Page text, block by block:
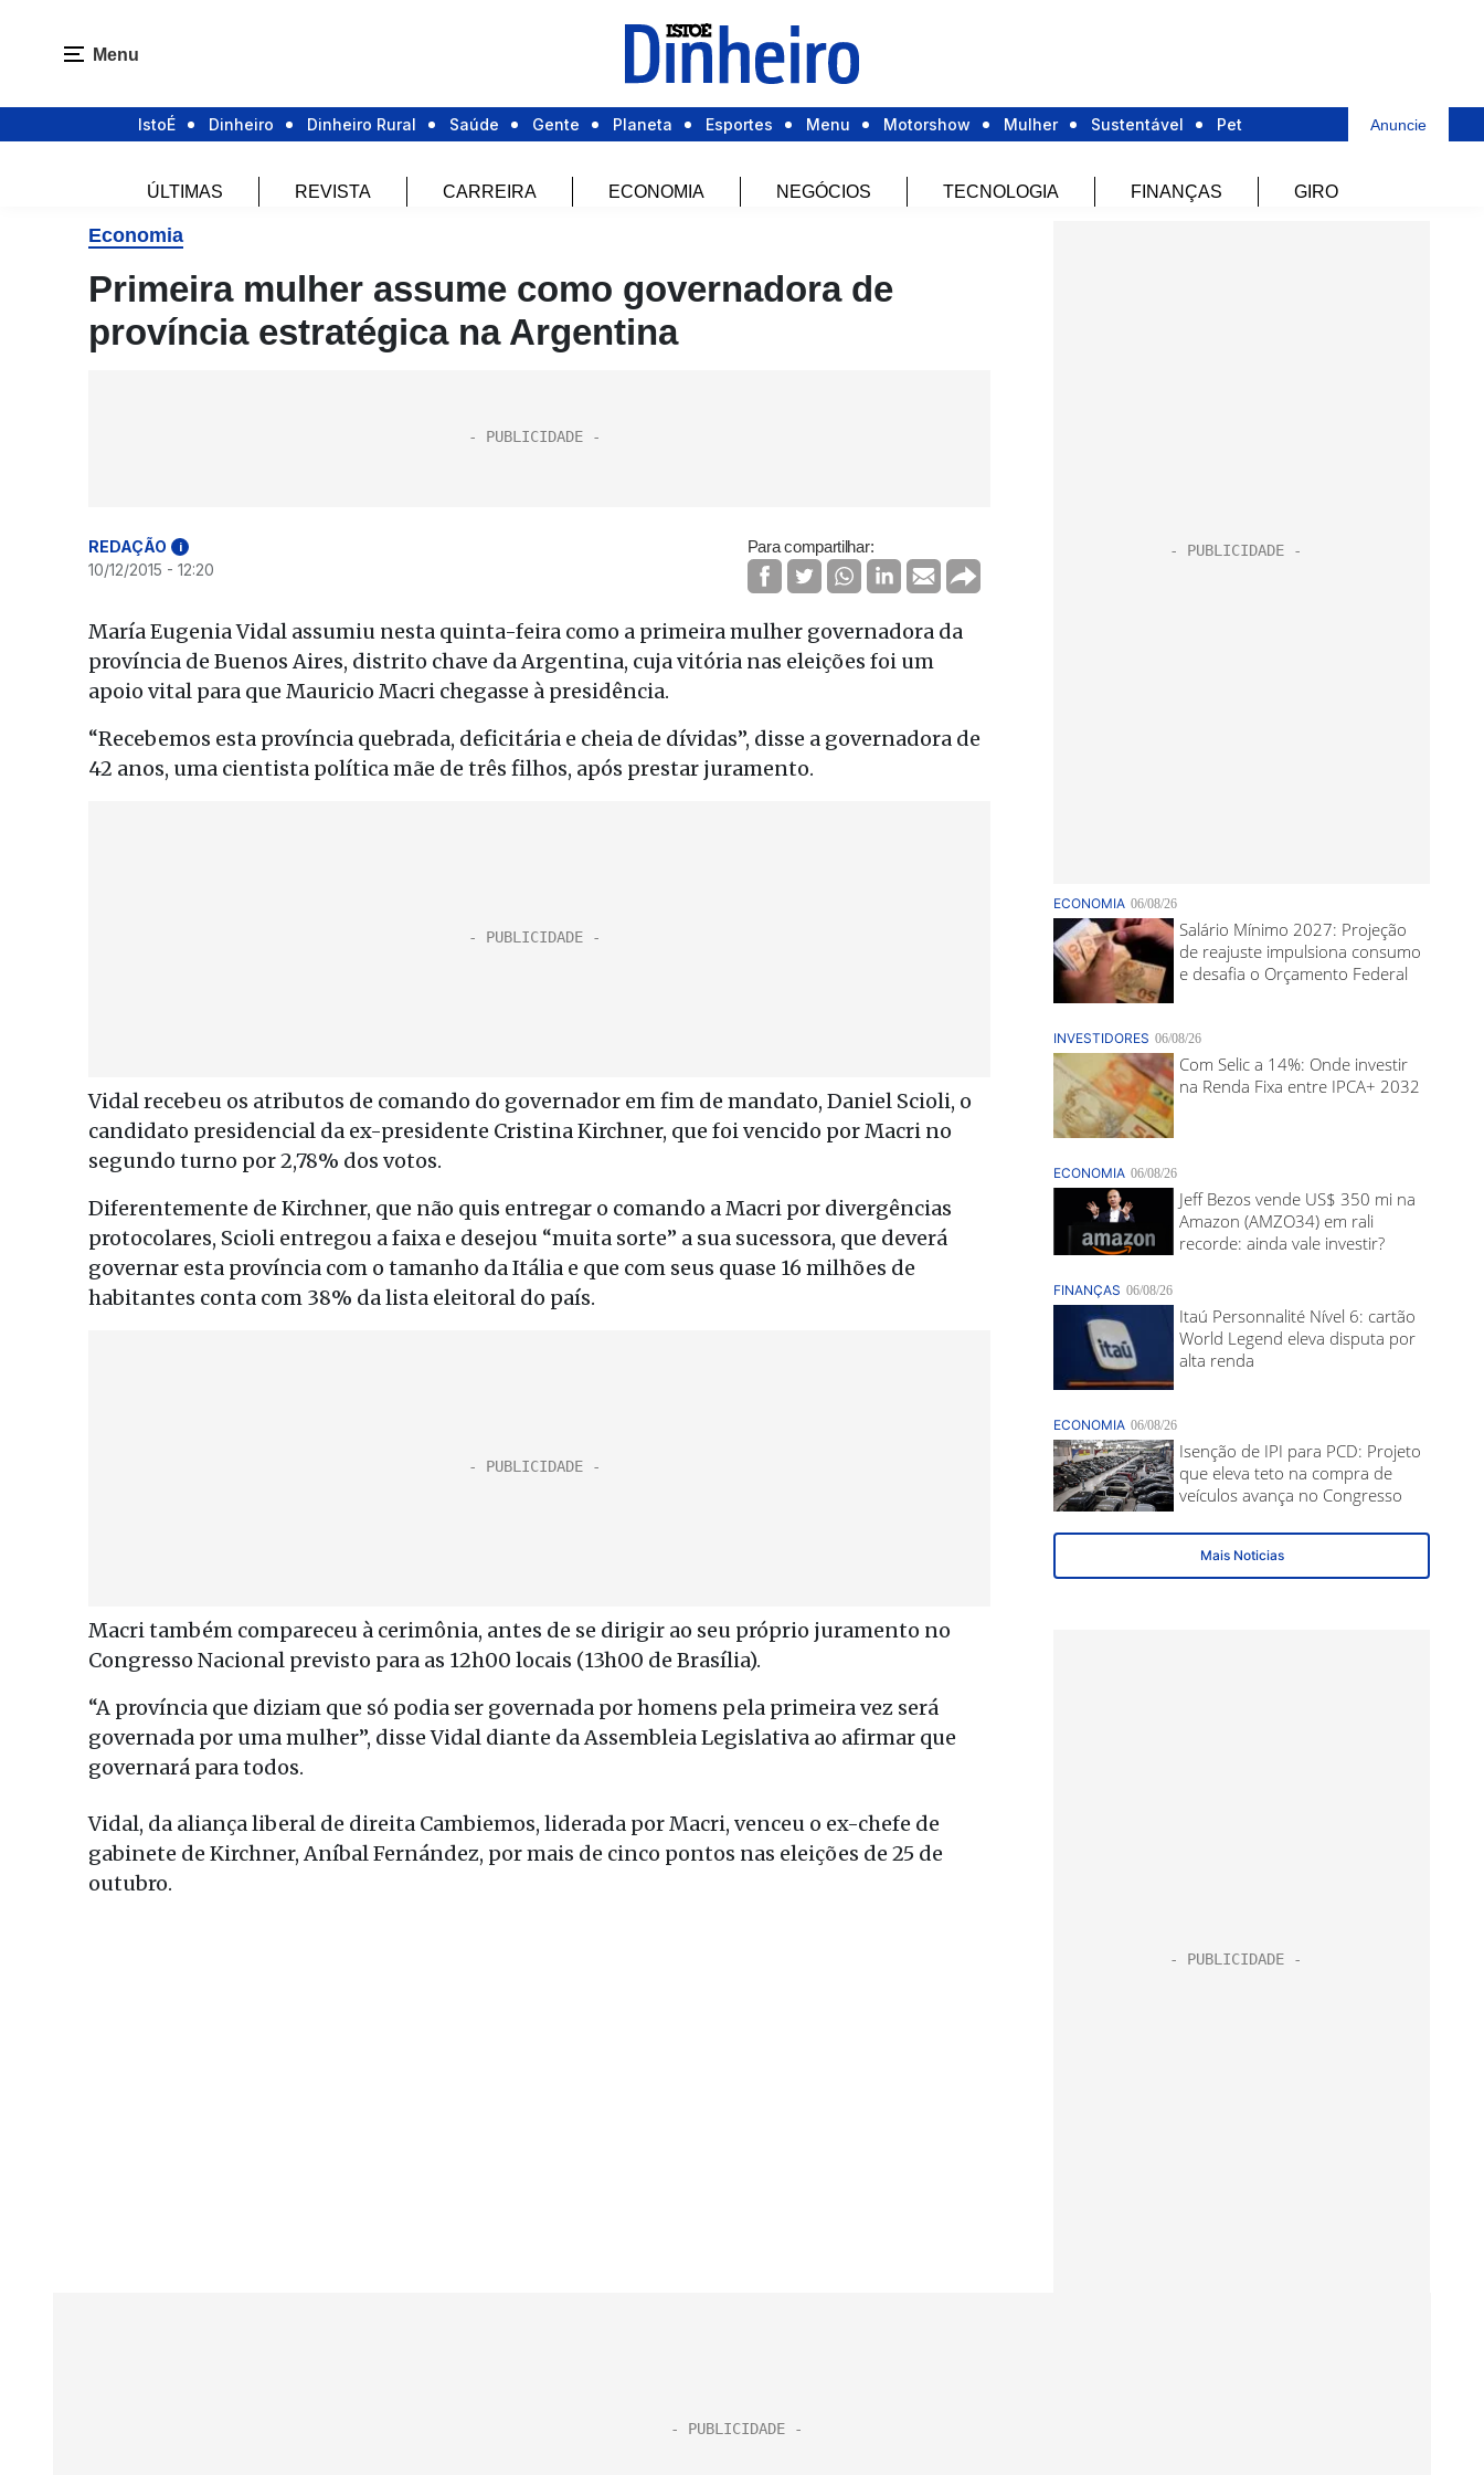
Menu
IstoÉ Dinheiro Dinheiro Rural Saúde Gente Planeta Esportes Menu Motorshow Mulher Sustentável Pet Anuncie
ÚLTIMAS REVISTA CARREIRA ECONOMIA NEGÓCIOS TECNOLOGIA FINANÇAS GIRO
Economia
Primeira mulher assume como governadora de
província estratégica na Argentina
REDAÇÃO i
10/12/2015 - 12:20
Para compartilhar:
María Eugenia Vidal assumiu nesta quinta-feira como a primeira mulher governadora da
província de Buenos Aires, distrito chave da Argentina, cuja vitória nas eleições foi um
apoio vital para que Mauricio Macri chegasse à presidência.
“Recebemos esta província quebrada, deficitária e cheia de dívidas”, disse a governadora de
42 anos, uma cientista política mãe de três filhos, após prestar juramento.
Vidal recebeu os atributos de comando do governador em fim de mandato, Daniel Scioli, o
candidato presidencial da ex-presidente Cristina Kirchner, que foi vencido por Macri no
segundo turno por 2,78% dos votos.
Diferentemente de Kirchner, que não quis entregar o comando a Macri por divergências
protocolares, Scioli entregou a faixa e desejou “muita sorte” a sua sucessora, que deverá
governar esta província com o tamanho da Itália e que com seus quase 16 milhões de
habitantes conta com 38% da lista eleitoral do país.
Macri também compareceu à cerimônia, antes de se dirigir ao seu próprio juramento no
Congresso Nacional previsto para as 12h00 locais (13h00 de Brasília).
“A província que diziam que só podia ser governada por homens pela primeira vez será
governada por uma mulher”, disse Vidal diante da Assembleia Legislativa ao afirmar que
governará para todos.
Vidal, da aliança liberal de direita Cambiemos, liderada por Macri, venceu o ex-chefe de
gabinete de Kirchner, Aníbal Fernández, por mais de cinco pontos nas eleições de 25 de
outubro.